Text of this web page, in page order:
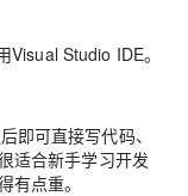
Studio IDE。
即可直接写代码、
适合新手学习开发
点重。